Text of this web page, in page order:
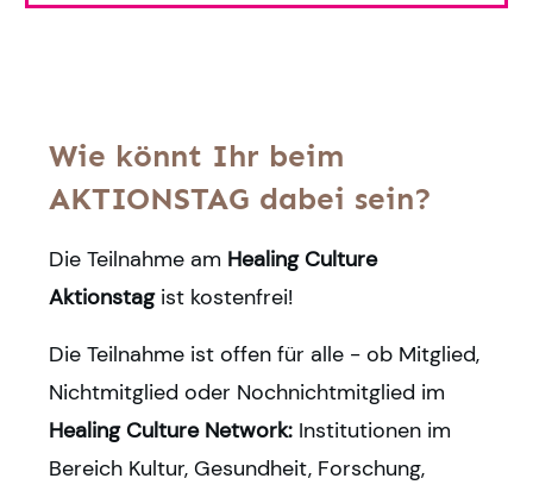
Wie könnt Ihr beim
AKTIONSTAG dabei sein?
Die Teilnahme am Healing Culture
Aktionstagist kostenfrei!
Die Teilnahme ist offen für alle - ob Mitglied,
Nichtmitglied oder Nochnichtmitglied im
Healing Culture Network: Institutionen im
Bereich Kultur, Gesundheit, Forschung,